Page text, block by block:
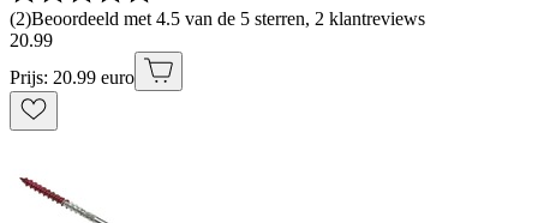
(2)Beoordeeld met 4.5 van de 5 sterren, 2 klantreviews
20.99
Prijs: 20.99 euro